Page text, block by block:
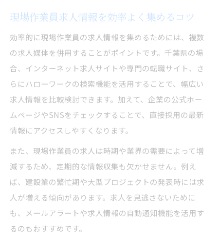
現場仕事給料を上げる求人条件の見極め方
給料重視で探す現場作業員求人のコツ
未経験から始める現場作業員の第一歩
未経験歓迎の現場作業員求人の探し方と選
備
未経験者が知っておきたい現場作業員求人
の特徴
現場作業員求人情報を効率よく集めるコツ
効率的に現場作業員の求人情報を集めるためには、複数
の求人媒体を併用することがポイントです。千葉県の場
合、インターネット求人サイトや専門の転職サイト、さ
らにハローワークの検索機能を活用することで、幅広い
求人情報を比較検討できます。加えて、企業の公式ホー
ムページやSNSをチェックすることで、直接採用の最新
情報にアクセスしやすくなります。
また、現場作業員の求人は時期や業界の需要によって増
減するため、定期的な情報収集も欠かせません。例え
ば、建設業の繁忙期や大型プロジェクトの発表時には求
人が増える傾向があります。求人を見逃さないために
も、メールアラートや求人情報の自動通知機能を活用す
るのもおすすめです。